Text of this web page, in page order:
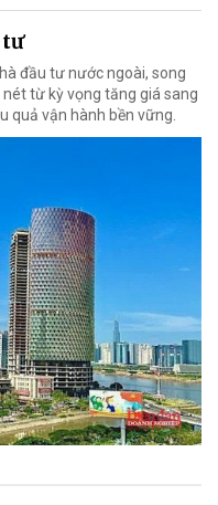
tư
đầu tư nước ngoài, song
từ kỳ vọng tăng giá sang
quả vận hành bền vững.